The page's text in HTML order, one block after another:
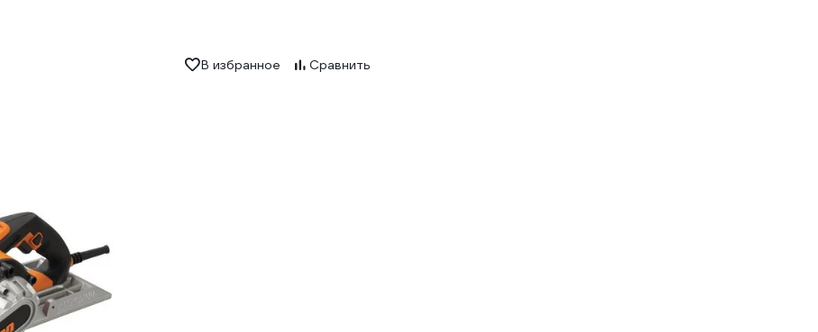
В избранное Сравнить